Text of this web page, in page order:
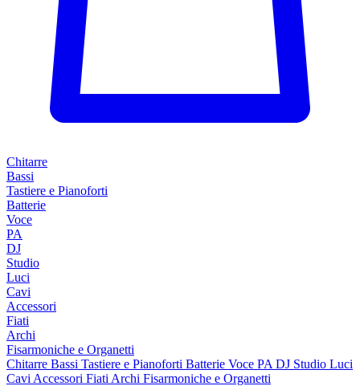
Chitarre
Bassi
Tastiere e Pianoforti
Batterie
Voce
PA
DJ
Studio
Luci
Cavi
Accessori
Fiati
Archi
Fisarmoniche e Organetti
Chitarre Bassi Tastiere e Pianoforti Batterie Voce PA DJ Studio Luci
Cavi Accessori Fiati Archi Fisarmoniche e Organetti